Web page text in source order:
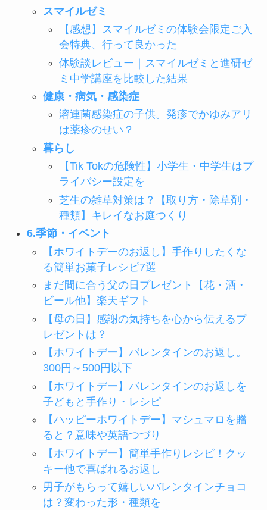
スマイルゼミ
【感想】スマイルゼミの体験会限定ご入
会特典、行って良かった
体験談レビュー｜スマイルゼミと進研ゼ
ミ中学講座を比較した結果
健康・病気・感染症
溶連菌感染症の子供。発疹でかゆみアリ
は薬疹のせい？
暮らし
【Tik Tokの危険性】小学生・中学生はプ
ライバシー設定を
芝生の雑草対策は？【取り方・除草剤・
種類】キレイなお庭つくり
6.季節・イベント
【ホワイトデーのお返し】手作りしたくな
る簡単お菓子レシピ7選
まだ間に合う父の日プレゼント【花・酒・
ビール他】楽天ギフト
【母の日】感謝の気持ちを心から伝えるプ
レゼントは？
【ホワイトデー】バレンタインのお返し。
300円～500円以下
【ホワイトデー】バレンタインのお返しを
子どもと手作り・レシピ
【ハッピーホワイトデー】マシュマロを贈
ると？意味や英語つづり
【ホワイトデー】簡単手作りレシピ！クッ
キー他で喜ばれるお返し
男子がもらって嬉しいバレンタインチョコ
は？変わった形・種類を